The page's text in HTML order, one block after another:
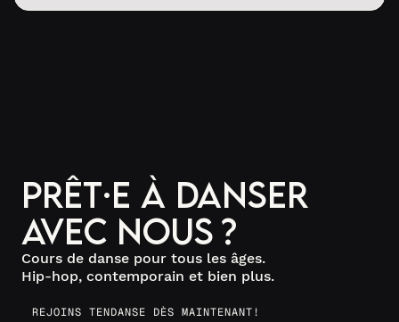
Prêt·e à danser
avec nous ?
Cours de danse pour tous les âges.
Hip-hop, contemporain et bien plus.
REJOINS TENDANSE DÈS MAINTENANT!